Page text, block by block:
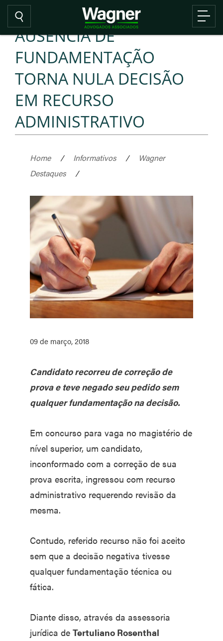
AUSÊNCIA DE
FUNDAMENTAÇÃO
TORNA NULA DECISÃO
EM RECURSO
ADMINISTRATIVO
Home / Informativos /
Wagner
Destaques
/
09 de março, 2018
Candidato recorreu de correção de
prova e teve negado seu pedido sem
qualquer fundamentação na decisão.
Em concurso para vaga no magistério de
nível superior, um candidato,
inconformado com a correção de sua
prova escrita, ingressou com recurso
administrativo requerendo revisão da
mesma.
Contudo, referido recurso não foi aceito
sem que a decisão negativa tivesse
qualquer fundamentação técnica ou
fática.
Diante disso, através da assessoria
jurídica de Tertuliano Rosenthal